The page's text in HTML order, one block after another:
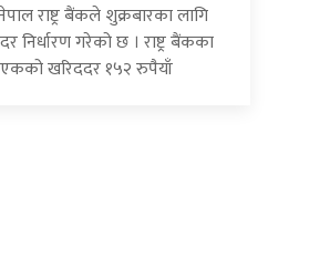
राष्ट्र बैंकले शुक्रबारका लागि
निर्धारण गरेको छ । राष्ट्र बैंकका
खरिददर १५२ रुपैयाँ